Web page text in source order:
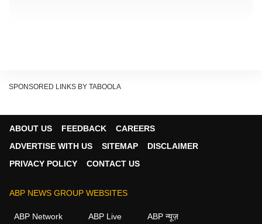
को हैरान कर दिया है. पुलिस ने मामले की जांच शुरू कर दी है,
SPONSORED LINKS BY TABOOLA
ABOUT US FEEDBACK
CAREERS
ADVERTISE WITH US
SITEMAP
DISCLAIMER
PRIVACY POLICY
CONTACT US
ABP NEWS GROUP WEBSITES
ABP Network ABP Live ABP न्यूज़